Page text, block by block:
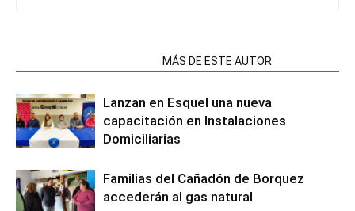
MÁS DE ESTE AUTOR
Lanzan en Esquel una nueva
capacitación en Instalaciones
Domiciliarias
Familias del Cañadón de Borquez
accederán al gas natural